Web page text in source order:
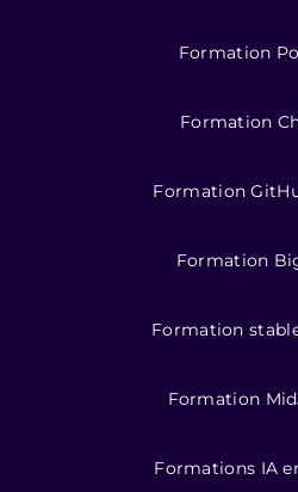
Formation
Formation
Formation
Formation
Formation
Formation
Formations IA